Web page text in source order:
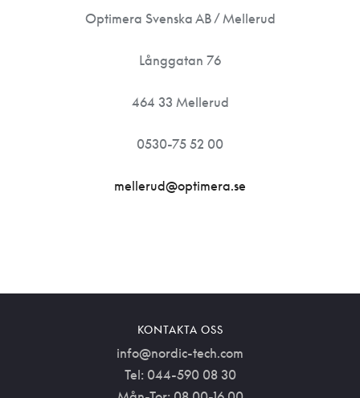
Optimera Svenska AB / Mellerud
Långgatan 76
464 33 Mellerud
0530-75 52 00
mellerud@optimera.se
KONTAKTA OSS
info@nordic-tech.com
Tel: 044-590 08 30